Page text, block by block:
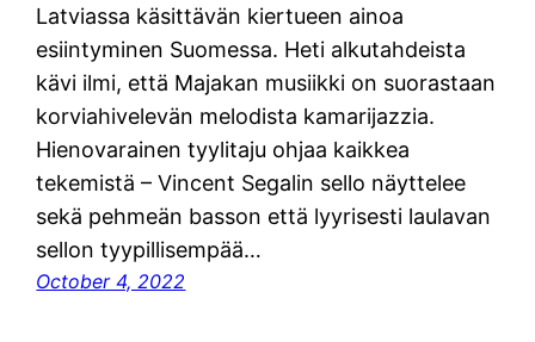
Latviassa käsittävän kiertueen ainoa
esiintyminen Suomessa. Heti alkutahdeista
kävi ilmi, että Majakan musiikki on suorastaan
korviahivelevän melodista kamarijazzia.
Hienovarainen tyylitaju ohjaa kaikkea
tekemistä – Vincent Segalin sello näyttelee
sekä pehmeän basson että lyyrisesti laulavan
sellon tyypillisempää…
October 4, 2022